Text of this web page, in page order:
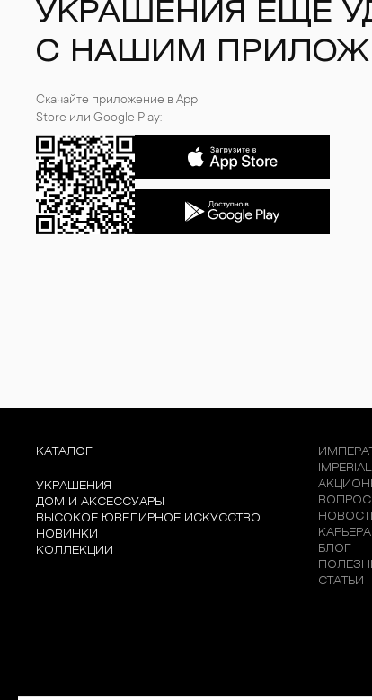
УКРАШЕНИЯ ЕЩЕ
С НАШИМ
Скачайте приложение в App
Store или Google Play:
КАТАЛОГ
УКРАШЕНИЯ
ДОМ И АКСЕССУАРЫ
ВЫСОКОЕ ЮВЕЛИРНОЕ ИСКУССТВО
НОВИНКИ
КОЛЛЕКЦИИ
КАРЬЕРА
БЛОГ
СТАТЬИ